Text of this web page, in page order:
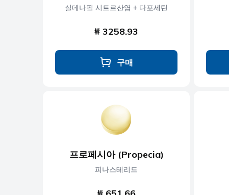
실데나필 시트르산염 + 다포세틴
₩ 3258.93
구매
프로페시아 (Propecia)
피나스테리드